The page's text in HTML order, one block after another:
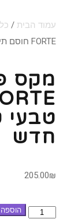
עמוד הבית /
FORTE חוסם תיאבון טבעי טבליות הרזיה – חדש
טבעי
חדש
205.00₪